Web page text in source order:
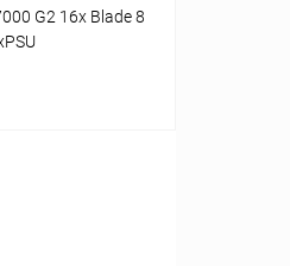
G2 16x Blade 8